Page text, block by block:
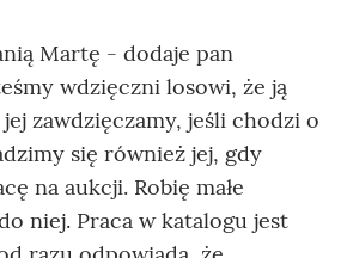
Martę - dodaje pan
wdzięczni losowi, że ją
zawdzięczamy, jeśli chodzi o
się również jej, gdy
na aukcji. Robię małe
niej. Praca w katalogu jest